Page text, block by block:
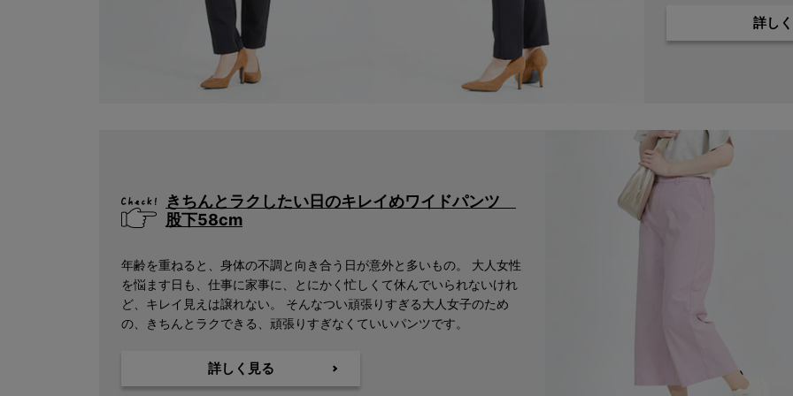
詳し
きちんとラクしたい日のキレイめワイドパンツ
股下58cm
年齢を重ねると、身体の不調と向き合う日が意外と多いもの。 大人女性
を悩ます日も、仕事に家事に、とにかく忙しくて休んでいられないけれ
ど、キレイ見えは譲れない。 そんなつい頑張りすぎる大人女子のため
の、きちんとラクできる、頑張りすぎなくていいパンツです。
詳しく見る
検索
価格
在庫なし商品
在庫なし商品を表示しない